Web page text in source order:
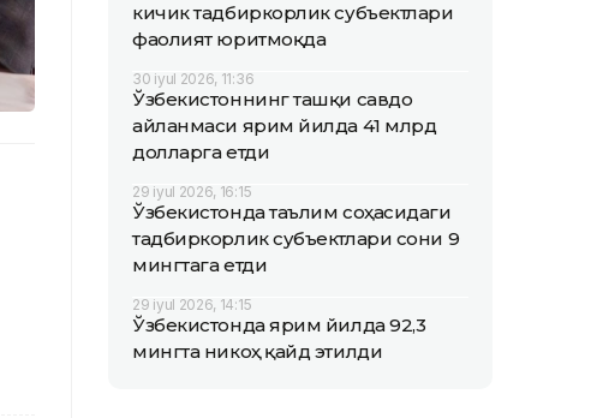
кичик тадбиркорлик субъектлари
фаолият юритмоқда
30 iyul 2026, 11:36
Ўзбекистоннинг ташқи савдо
айланмаси ярим йилда 41 млрд
долларга етди
29 iyul 2026, 16:15
Ўзбекистонда таълим соҳасидаги
тадбиркорлик субъектлари сони 9
мингтага етди
29 iyul 2026, 14:15
Ўзбекистонда ярим йилда 92,3
мингта никоҳ қайд этилди